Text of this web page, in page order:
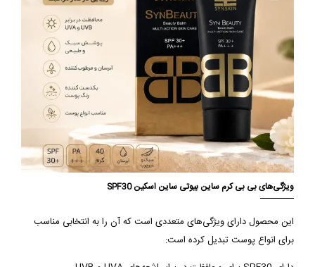
ویژگی‌های بی بی کرم ساین بیوتی ساین اسکین SPF30
این محصول دارای ویژگی‌های متعددی است که آن را به انتخابی مناسب
برای انواع پوست تبدیل کرده است: